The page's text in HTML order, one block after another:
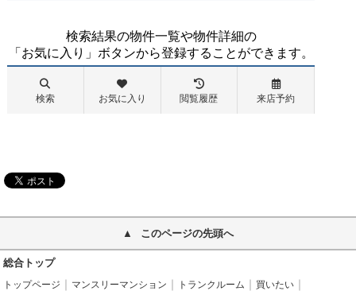
このページの先頭へ
総合トップ
トップページ マンスリーマンション トランクルーム
買いたい